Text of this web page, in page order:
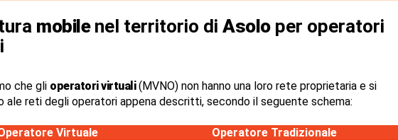
mobilenel territorio di Asoloper operatori
che gli operatori virtuali(MVNO) non hanno una loro rete proprietaria e si
ale reti degli operatori appena descritti, secondo il seguente schema:
Virtuale
Operatore Tradizionale